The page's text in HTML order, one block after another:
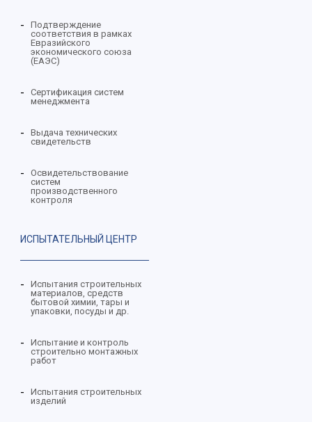
Подтверждение
соответствия в рамках
Евразийского
экономического союза
(ЕАЭС)
Сертификация систем
менеджмента
Выдача технических
свидетельств
Освидетельствование
систем
производственного
контроля
ИСПЫТАТЕЛЬНЫЙ ЦЕНТР
Испытания строительных
материалов, средств
бытовой химии, тары и
упаковки, посуды и др.
Испытание и контроль
строительно монтажных
работ
Испытания строительных
изделий